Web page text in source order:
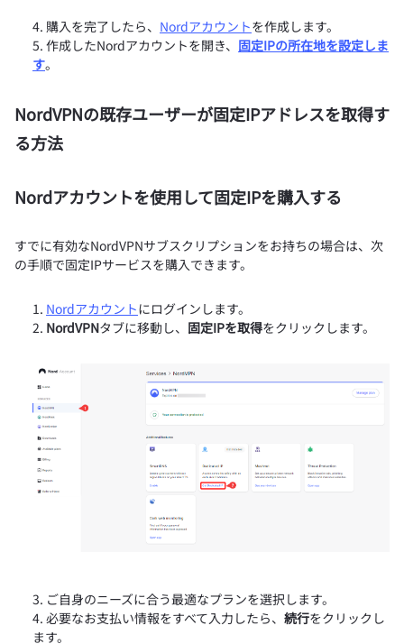
購入を完了したら、 Nordアカウントを作成します。
作成したNordアカウントを開き、 固定IPの所在地を設定しま
す。
NordVPNの既存ユーザーが固定IPアドレスを取得す
る方法
Nordアカウントを使用して固定IPを購入する
すでに有効なNordVPNサブスクリプションをお持ちの場合は、次
の手順で固定IPサービスを購入できます。
Nordアカウントにログインします。
NordVPNタブに移動し、 固定IPを取得をクリックします。
ご自身のニーズに合う最適なプランを選択します。
必要なお支払い情報をすべて入力したら、 続行をクリックし
ます。